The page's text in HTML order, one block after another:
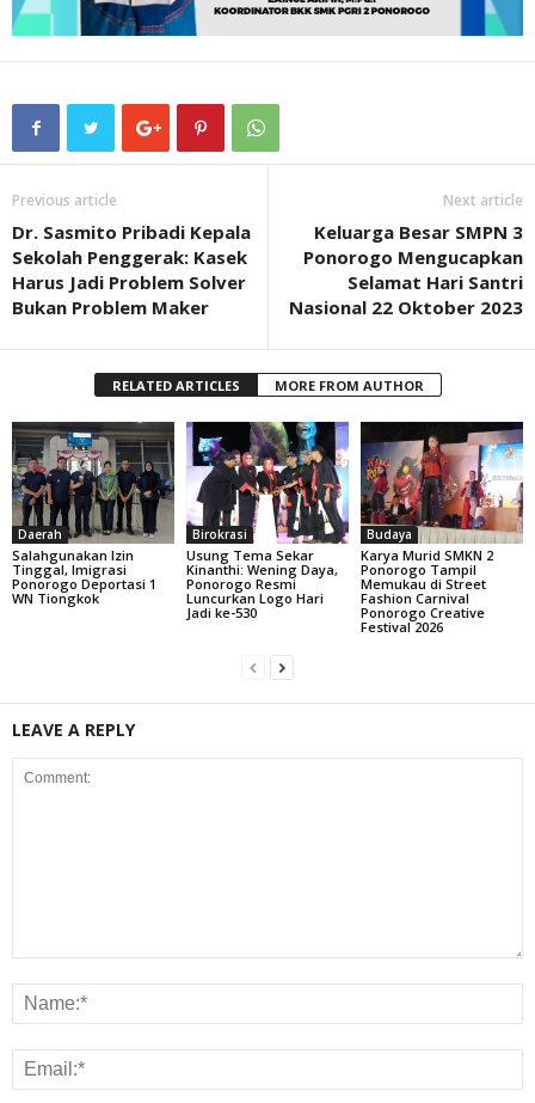
Previous article
Dr. Sasmito Pribadi Kepala
Sekolah Penggerak: Kasek
Harus Jadi Problem Solver
Bukan Problem Maker
Next article
Keluarga Besar SMPN 3
Ponorogo Mengucapkan
Selamat Hari Santri
Nasional 22 Oktober 2023
RELATED ARTICLES MORE FROM AUTHOR
Daerah
Salahgunakan Izin
Tinggal, Imigrasi
Ponorogo Deportasi 1
WN Tiongkok
Birokrasi
Usung Tema Sekar
Kinanthi: Wening Daya,
Ponorogo Resmi
Luncurkan Logo Hari
Jadi ke-530
Budaya
Karya Murid SMKN 2
Ponorogo Tampil
Memukau di Street
Fashion Carnival
Ponorogo Creative
Festival 2026
LEAVE A REPLY